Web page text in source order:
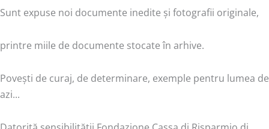
Sunt expuse noi documente inedite și fotografii originale,
printre miile de documente stocate în arhive.
Povești de curaj, de determinare, exemple pentru lumea de
azi...